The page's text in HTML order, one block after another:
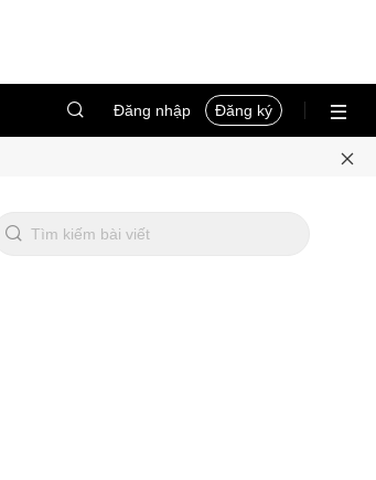
Đăng nhập Đăng ký